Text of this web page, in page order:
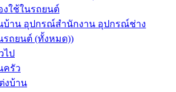
ใช้ในรถยนต์
บ้าน อุปกรณ์สำนักงาน อุปกรณ์ช่าง
รถยนต์ (ทั้งหมด))
ไป
ครัว
งบ้าน